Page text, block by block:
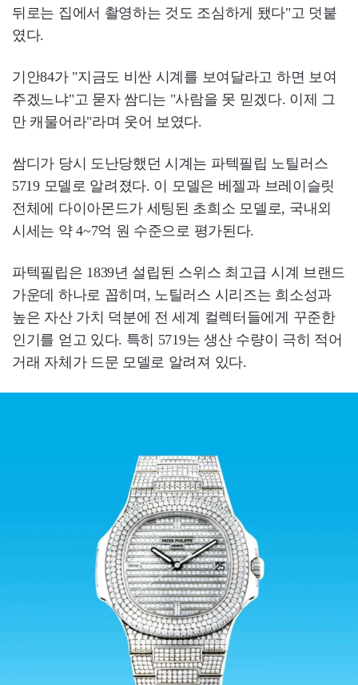
뒤로는 집에서 촬영하는 것도 조심하게 됐다"고 덧붙
였다.
기안84가 "지금도 비싼 시계를 보여달라고 하면 보여
주겠느냐"고 묻자 쌈디는 "사람을 못 믿겠다. 이제 그
만 캐물어라"라며 웃어 보였다.
쌈디가 당시 도난당했던 시계는 파텍필립 노틸러스
5719 모델로 알려졌다. 이 모델은 베젤과 브레이슬릿
전체에 다이아몬드가 세팅된 초희소 모델로, 국내외
시세는 약 4~7억 원 수준으로 평가된다.
파텍필립은 1839년 설립된 스위스 최고급 시계 브랜드
가운데 하나로 꼽히며, 노틸러스 시리즈는 희소성과
높은 자산 가치 덕분에 전 세계 컬렉터들에게 꾸준한
인기를 얻고 있다. 특히 5719는 생산 수량이 극히 적어
거래 자체가 드문 모델로 알려져 있다.